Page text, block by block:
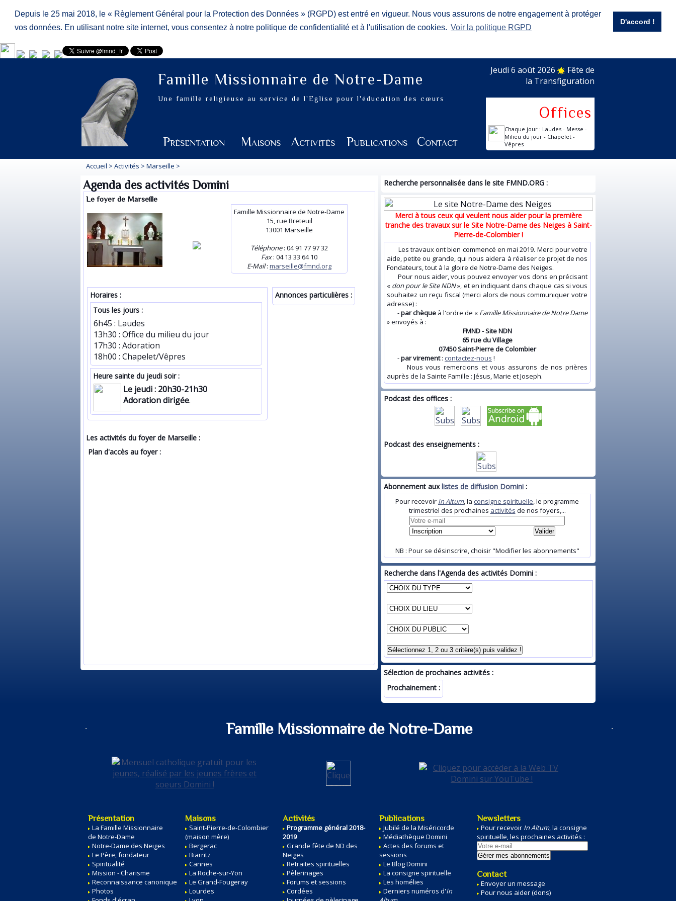
Depuis le 25 mai 2018, le « Règlement Général pour la Protection des Données » (RGPD) est entré en vigueur. Nous vous assurons de notre engagement à protéger
vos données. En utilisant notre site internet, vous consentez à notre politique de confidentialité et à l'utilisation de cookies. Voir la politique RGPD
D'accord !
Famille Missionnaire de Notre-Dame
Une famille religieuse au service de l'Eglise pour l'éducation des cœurs
Jeudi 6 août 2026
Fête de
la Transfiguration
Offices
Chaque jour : Laudes - Messe -
Milieu du jour - Chapelet -
Vêpres
Présentation Maisons Activités Publications Contact
Accueil > Activités > Marseille >
Agenda des activités Domini
Le foyer de Marseille
Famille Missionnaire de Notre-Dame
15, rue Breteuil
13001 Marseille
Téléphone: 04 91 77 97 32
Fax: 04 13 33 64 10
E-Mail: marseille@fmnd.org
Horaires :
Tous les jours :
6h45 : Laudes
13h30 : Office du milieu du jour
17h30 : Adoration
18h00 : Chapelet/Vêpres
Heure sainte du jeudi soir :
Le jeudi : 20h30-21h30
Adoration dirigée.
Annonces particulières :
Les activités du foyer de Marseille :
Plan d'accès au foyer :
Recherche personnalisée dans le site FMND.ORG :
Merci à tous ceux qui veulent nous aider pour la première
tranche des travaux sur le Site Notre-Dame des Neiges à Saint-
Pierre-de-Colombier !
Les travaux ont bien commencé en mai 2019. Merci pour votre
aide, petite ou grande, qui nous aidera à réaliser ce projet de nos
Fondateurs, tout à la gloire de Notre-Dame des Neiges.
Pour nous aider, vous pouvez envoyer vos dons en précisant
« don pour le Site NDN», et en indiquant dans chaque cas si vous
souhaitez un reçu fiscal (merci alors de nous communiquer votre
adresse) :
-par chèque à l'ordre de « Famille Missionnaire de Notre Dame
» envoyés à :
FMND - Site NDN
65 rue du Village
07450 Saint-Pierre de Colombier
-par virement: contactez-nous !
Nous vous remercions et vous assurons de nos prières
auprès de la Sainte Famille : Jésus, Marie et Joseph.
Podcast des offices :
Podcast des enseignements :
Abonnement auxlistes de diffusion Domini :
Pour recevoir In Altum, la consigne spirituelle, le programme
trimestriel des prochaines activités de nos foyers,...
NB : Pour se désinscrire, choisir "Modifier les abonnements"
Recherche dans l'Agenda des activités Domini :
Sélection de prochaines activités :
Prochainement :
Famille Missionnaire de Notre-Dame
Présentation
La Famille Missionnaire
de Notre-Dame
Notre-Dame des Neiges
Le Père, fondateur
Spiritualité
Mission - Charisme
Reconnaissance canonique
Photos
Maisons
Saint-Pierre-de-Colombier
(maison mère)
Bergerac
Biarritz
Cannes
La Roche-sur-Yon
Le Grand-Fougeray
Lourdes
Activités
Programme général 2018-
2019
Grande fête de ND des
Neiges
Retraites spirituelles
Pèlerinages
Forums et sessions
Cordées
Publications
Jubilé de la Miséricorde
Médiathèque Domini
Actes des forums et
sessions
Le Blog Domini
La consigne spirituelle
Les homélies
Derniers numéros d'In
Newsletters
Pour recevoir In Altum, la consigne
spirituelle, les prochaines activités :
Contact
Envoyer un message
Pour nous aider (dons)